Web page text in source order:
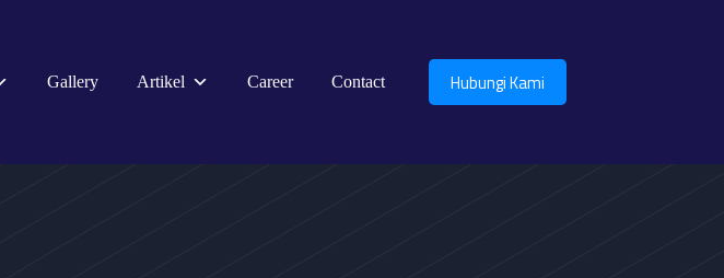
Gallery Artikel Career Contact Hubungi Kami